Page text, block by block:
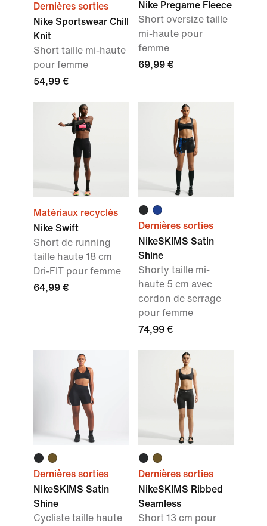
Dernières sorties
Nike Sportswear Chill
Knit
Short taille mi-haute
pour femme
54,99 €
Nike Pregame Fleece
Short oversize taille
mi-haute pour
femme
69,99 €
Matériaux recyclés
Nike Swift
Short de running
taille haute 18 cm
Dri-FIT pour femme
64,99 €
Dernières sorties
NikeSKIMS Satin
Shine
Shorty taille mi-
haute 5 cm avec
cordon de serrage
pour femme
74,99 €
Dernières sorties
NikeSKIMS Satin
Shine
Cycliste taille haute
Dernières sorties
NikeSKIMS Ribbed
Seamless
Short 13 cm pour